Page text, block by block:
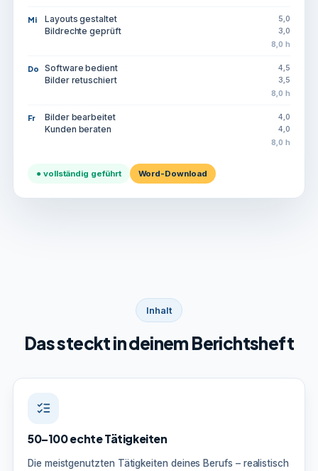
Mi Layouts gestaltet 5,0
Bildrechte geprüft 3,0
8,0 h
Do Software bedient 4,5
Bilder retuschiert 3,5
8,0 h
Fr Bilder bearbeitet 4,0
Kunden beraten 4,0
8,0 h
● vollständig geführt Word-Download
Inhalt
Das steckt in deinem Berichtsheft
50–100 echte Tätigkeiten
Die meistgenutzten Tätigkeiten deines Berufs – realistisch